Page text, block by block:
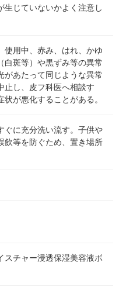
生じていないかよく注意し
使用中、赤み、はれ、かゆ
白斑等）や黒ずみ等の異常
があたって同じような異常
止し、皮フ科医へ相談す
が悪化することがある。
ぐに充分洗い流す。子供や
飲等を防ぐため、置き場所
スチャー浸透保湿美容液ボ